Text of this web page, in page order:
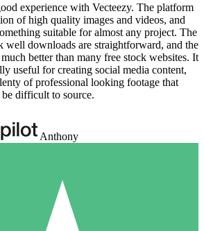
experience with Vecteezy. The platform
of high quality images and videos, and
suitable for almost any project. The
well downloads are straightforward, and the
better than many free stock websites. It
useful for creating social media content,
of professional looking footage that
difficult to source.
Anthony